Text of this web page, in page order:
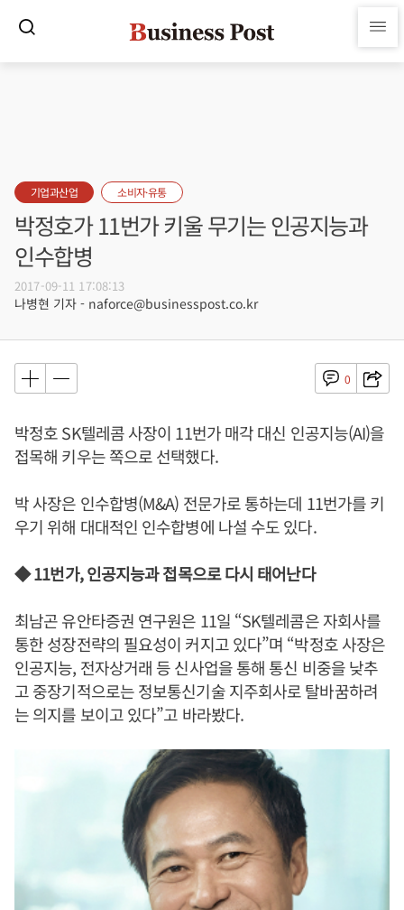
기업과산업 소비자·유통
박정호가 11번가 키울 무기는 인공지능과
인수합병
2017-09-11 17:08:13
나병현 기자 - naforce@businesspost.co.kr
0
박정호 SK텔레콤 사장이 11번가 매각 대신 인공지능(AI)을
접목해 키우는 쪽으로 선택했다.
박 사장은 인수합병(M&A) 전문가로 통하는데 11번가를 키
우기 위해 대대적인 인수합병에 나설 수도 있다.
◆ 11번가, 인공지능과 접목으로 다시 태어난다
최남곤 유안타증권 연구원은 11일 “SK텔레콤은 자회사를
통한 성장전략의 필요성이 커지고 있다”며 “박정호 사장은
인공지능, 전자상거래 등 신사업을 통해 통신 비중을 낮추
고 중장기적으로는 정보통신기술 지주회사로 탈바꿈하려
는 의지를 보이고 있다”고 바라봤다.